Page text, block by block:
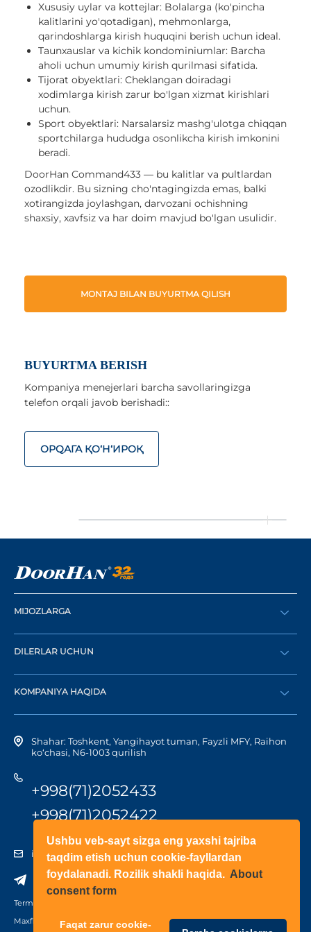
Ushbu veb-sayt sizga eng yaxshi tajriba
taqdim etish uchun cookie-fayllardan
foydalanadi. Rozilik shakli haqida. About
consent form
Faqat zarur cookie-
Xususiy uylar va kottejlar: Bolalarga (ko'pincha
kalitlarini yo'qotadigan), mehmonlarga,
qarindoshlarga kirish huquqini berish uchun ideal.
Taunxauslar va kichik kondominiumlar: Barcha
aholi uchun umumiy kirish qurilmasi sifatida.
Tijorat obyektlari: Cheklangan doiradagi
xodimlarga kirish zarur bo'lgan xizmat kirishlari
uchun.
Sport obyektlari: Narsalarsiz mashg'ulotga chiqqan
sportchilarga hududga osonlikcha kirish imkonini
beradi.
DoorHan Command433 — bu kalitlar va pultlardan
ozodlikdir. Bu sizning cho'ntagingizda emas, balki
xotirangizda joylashgan, darvozani ochishning
shaxsiy, xavfsiz va har doim mavjud bo'lgan usulidir.
MONTAJ BILAN BUYURTMA QILISH
BUYURTMA BERISH
Kompaniya menejerlari barcha savollaringizga
telefon orqali javob berishadi::
ОРQАГА ҚO‘Н‘ИРОҚ
MIJOZLARGA
Buyurtma berish
DILERLAR UCHUN
Diler bo‘lish
Shaxsiy kabinetga kirish
KOMPANIYA HAQIDA
Kompaniya tarixi
Shahar: Toshkent, Yangihayot tuman, Fayzli MFY, Raihon
ko‘chasi, N6-1003 qurilish
+998(71)2052433
+998(71)2052422
info@doorhan.uz
Terms of use
Maxfiylik siyosati